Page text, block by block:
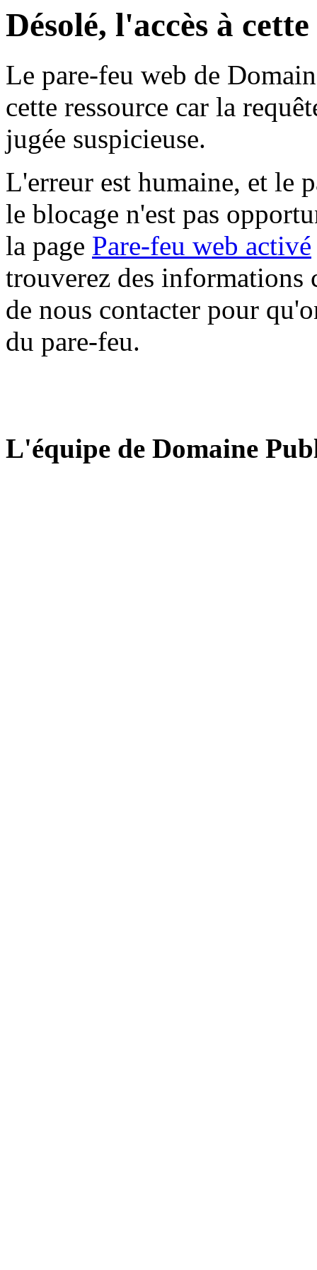
Désolé, l'accès à
Le pare-feu web de
cette ressource car la
jugée suspicieuse.
L'erreur est humaine, et le
le blocage n'est pas
la page Pare-feu web activé
trouverez des informations
de nous contacter pour
du pare-feu.
L'équipe de Domaine